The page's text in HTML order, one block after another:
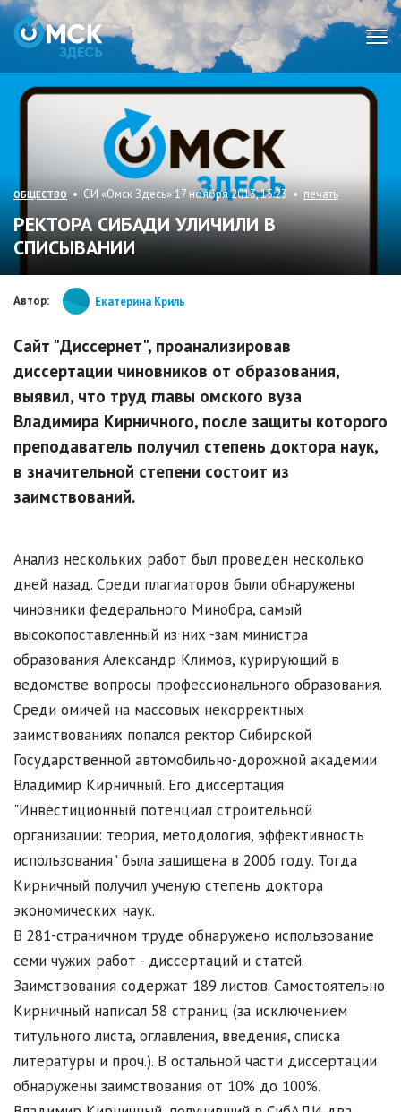
ОБЩЕСТВО • СИ «Омск Здесь» 17 ноября 2013, 15:23 • печать
РЕКТОРА СИБАДИ УЛИЧИЛИ В
СПИСЫВАНИИ
Автор: Екатерина Криль
Сайт "Диссернет", проанализировав
диссертации чиновников от образования,
выявил, что труд главы омского вуза
Владимира Кирничного, после защиты которого
преподаватель получил степень доктора наук,
в значительной степени состоит из
заимствований.
Анализ нескольких работ был проведен несколько
дней назад. Среди плагиаторов были обнаружены
чиновники федерального Минобра, самый
высокопоставленный из них -зам министра
образования Александр Климов, курирующий в
ведомстве вопросы профессионального образования.
Среди омичей на массовых некорректных
заимствованиях попался ректор Сибирской
Государственной автомобильно-дорожной академии
Владимир Кирничный. Его диссертация
"Инвестиционный потенциал строительной
организации: теория, методология, эффективность
использования" была защищена в 2006 году. Тогда
Кирничный получил ученую степень доктора
экономических наук.
В 281-страничном труде обнаружено использование
семи чужих работ - диссертаций и статей.
Заимствования содержат 189 листов. Самостоятельно
Кирничный написал 58 страниц (за исключением
титульного листа, оглавления, введения, списка
литературы и проч.). В остальной части диссертации
обнаружены заимствования от 10% до 100%.